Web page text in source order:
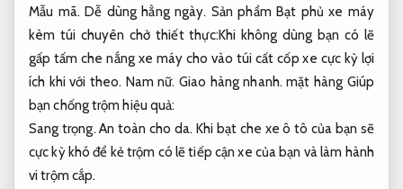
Mẫu mã. Dễ dùng hằng ngày. Sản phẩm Bạt phủ xe máy
kèm túi chuyên chở thiết thực:Khi không dùng bạn có lẽ
gấp tấm che nắng xe máy cho vào túi cất cốp xe cực kỳ lợi
ích khi với theo. Nam nữ. Giao hàng nhanh. mặt hàng Giúp
bạn chống trộm hiệu quả:
Sang trọng. An toàn cho da. Khi bạt che xe ô tô của bạn sẽ
cực kỳ khó để kẻ trộm có lẽ tiếp cận xe của bạn và làm hành
vi trộm cắp.